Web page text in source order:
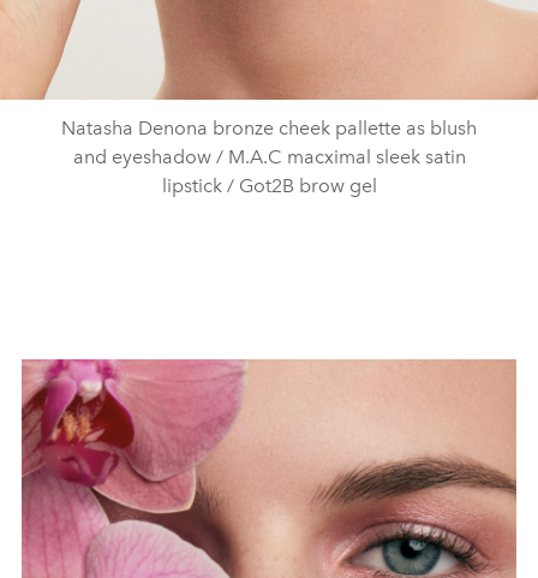
Natasha Denona bronze cheek pallette as blush
and eyeshadow / M.A.C macximal sleek satin
lipstick / Got2B brow gel